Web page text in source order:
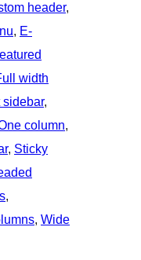
header
, E-
width
sidebar
column
, Sticky
, Wide